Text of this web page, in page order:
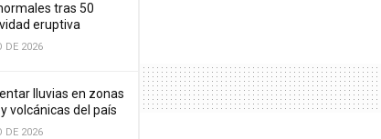
tras 50
eruptiva
DE 2026
lluvias en zonas
volcánicas del país
DE 2026